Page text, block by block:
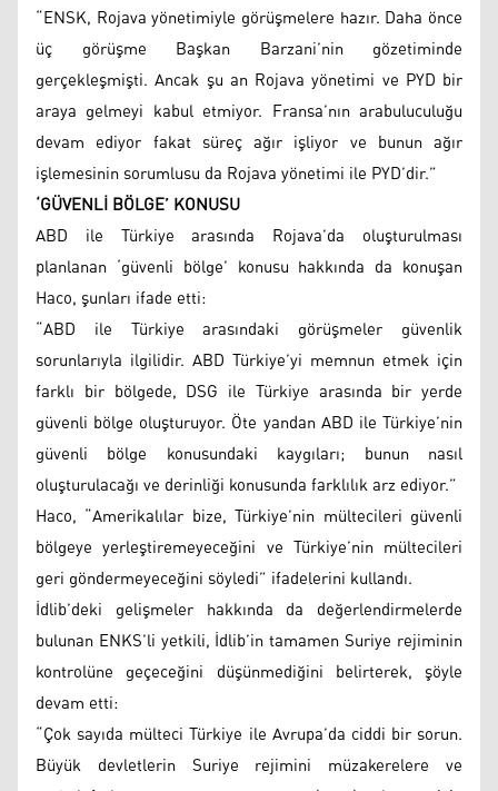
“ENSK, Rojava yönetimiyle görüşmelere hazır. Daha önce
üç görüşme Başkan Barzani’nin gözetiminde
gerçekleşmişti. Ancak şu an Rojava yönetimi ve PYD bir
araya gelmeyi kabul etmiyor. Fransa’nın arabuluculuğu
devam ediyor fakat süreç ağır işliyor ve bunun ağır
işlemesinin sorumlusu da Rojava yönetimi ile PYD’dir.”
‘GÜVENLİ BÖLGE’ KONUSU
ABD ile Türkiye arasında Rojava’da oluşturulması
planlanan ‘güvenli bölge’ konusu hakkında da konuşan
Haco, şunları ifade etti:
“ABD ile Türkiye arasındaki görüşmeler güvenlik
sorunlarıyla ilgilidir. ABD Türkiye’yi memnun etmek için
farklı bir bölgede, DSG ile Türkiye arasında bir yerde
güvenli bölge oluşturuyor. Öte yandan ABD ile Türkiye’nin
güvenli bölge konusundaki kaygıları; bunun nasıl
oluşturulacağı ve derinliği konusunda farklılık arz ediyor.”
Haco, “Amerikalılar bize, Türkiye’nin mültecileri güvenli
bölgeye yerleştiremeyeceğini ve Türkiye’nin mültecileri
geri göndermeyeceğini söyledi” ifadelerini kullandı.
İdlib’deki gelişmeler hakkında da değerlendirmelerde
bulunan ENKS’li yetkili, İdlib’in tamamen Suriye rejiminin
kontrolüne geçeceğini düşünmediğini belirterek, şöyle
devam etti:
“Çok sayıda mülteci Türkiye ile Avrupa’da ciddi bir sorun.
Büyük devletlerin Suriye rejimini müzakerelere ve